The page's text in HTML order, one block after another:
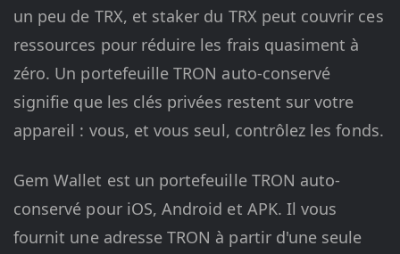
un peu de TRX, et staker du TRX peut couvrir ces
ressources pour réduire les frais quasiment à
zéro. Un portefeuille TRON auto-conservé
signifie que les clés privées restent sur votre
appareil : vous, et vous seul, contrôlez les fonds.
Gem Wallet est un portefeuille TRON auto-
conservé pour iOS, Android et APK. Il vous
fournit une adresse TRON à partir d'une seule